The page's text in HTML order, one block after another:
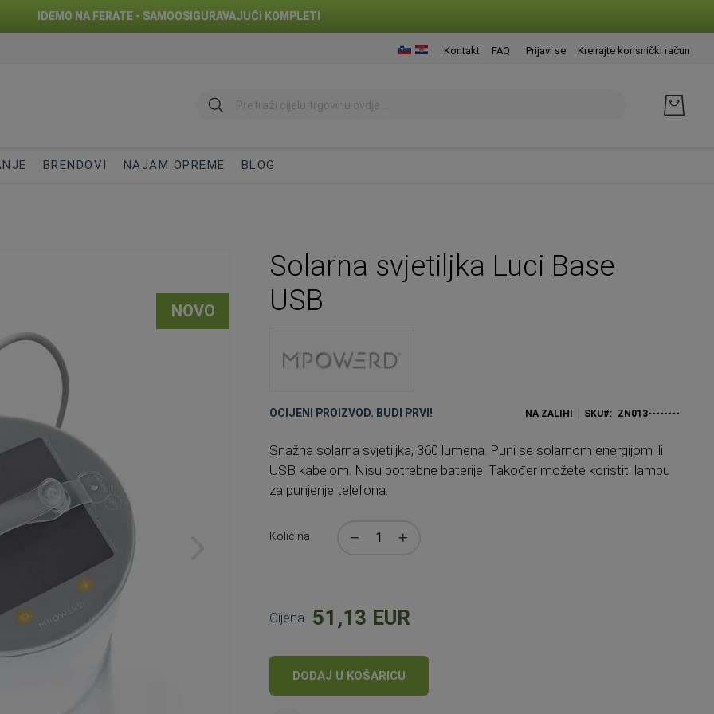
IDEMO NA FERATE - SAMOOSIGURAVAJUĆI KOMPLETI
na
Kontakt FAQ Prijavi se Kreirajte korisnički račun
traži
BRENDOVI NAJAM OPREME BLOG
NOVO
Solarna svjetiljka Luci Base
USB
OCIJENI PROIZVOD. BUDI PRVI! NA ZALIHI SKU ZN013--------
Snažna solarna svjetiljka, 360 lumena. Puni se solarnom energijom ili
USB kabelom. Nisu potrebne baterije. Također možete koristiti lampu
za punjenje telefona.
Količina
Cijena 51,13 EUR
DODAJ U KOŠARICU